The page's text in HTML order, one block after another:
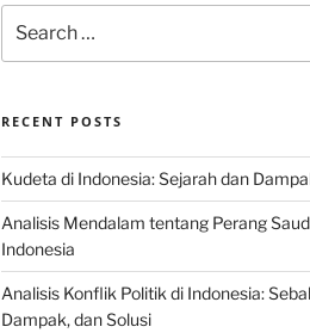
for:
RECENT POSTS
Kudeta di Indonesia: Sejarah dan
Analisis Mendalam tentang Perang
Indonesia
Analisis Konflik Politik di Indonesia:
Dampak, dan Solusi